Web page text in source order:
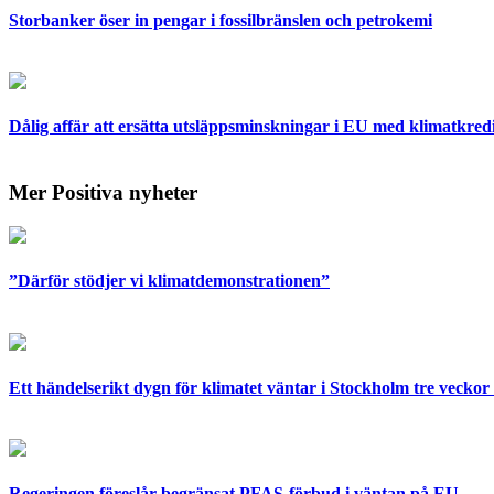
Storbanker öser in pengar i fossilbränslen och petrokemi
Dålig affär att ersätta utsläppsminskningar i EU med
Mer Positiva nyheter
”Därför stödjer vi klimatdemonstrationen”
Ett händelserikt dygn för klimatet väntar i Stockholm tre veckor